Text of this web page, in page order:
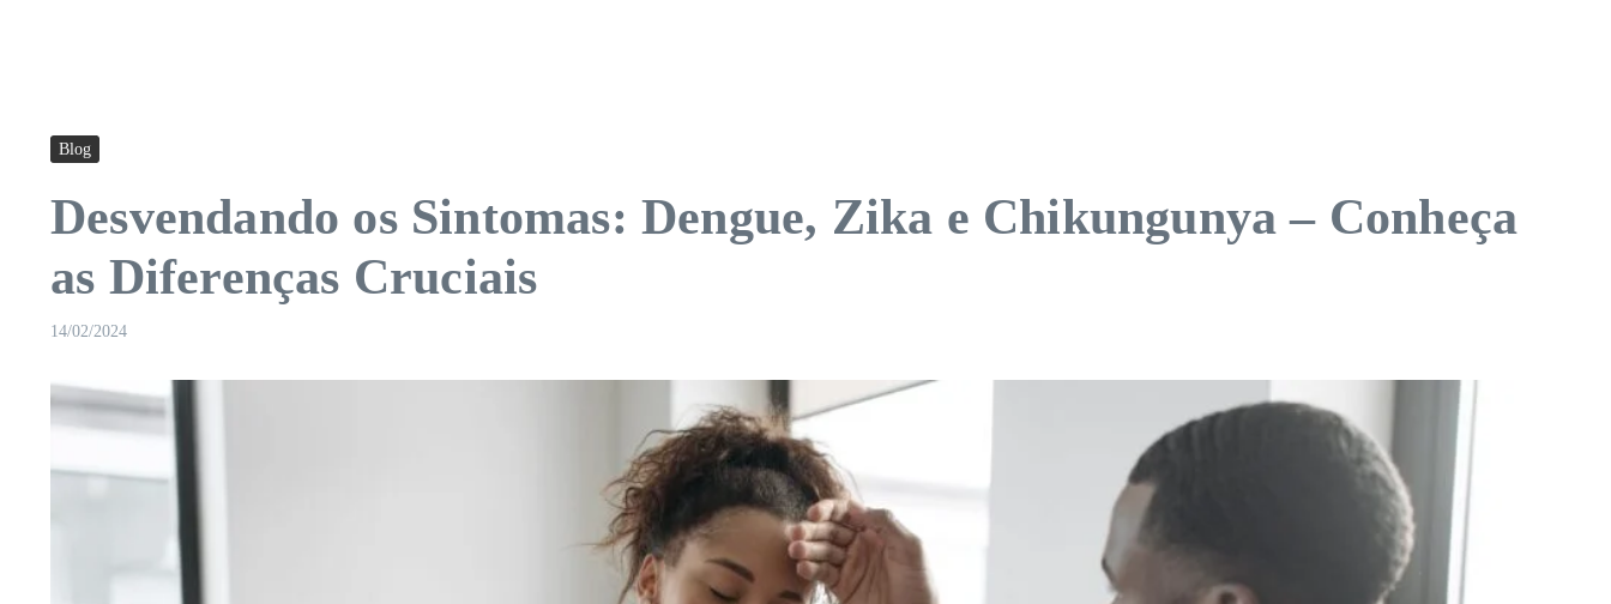
Blog
Desvendando os Sintomas: Dengue, Zika e Chikungunya – Conheça
as Diferenças Cruciais
14/02/2024